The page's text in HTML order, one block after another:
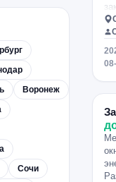
дверей
козырьков
полок
столов
Воронеж
Сочи